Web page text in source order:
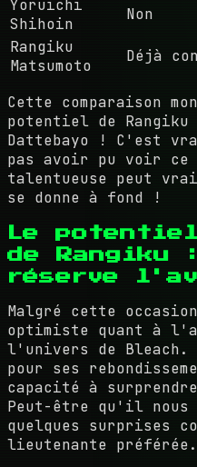
Yoruichi
Shihoin
Non
Rangiku
Matsumoto
Déjà
Cette comparaison
potentiel de
Dattebayo ! C'est
pas avoir pu voir ce
talentueuse peut
se donne à fond !
Le
de Rangiku
réserve
Malgré cette
optimiste quant à
l'univers de Bleach.
pour ses
capacité à
Peut-être qu'il nous
quelques surprises
lieutenante préférée.